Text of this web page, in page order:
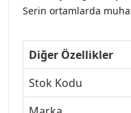
Serin ortamlarda
Diğer Özellikler
Stok Kodu